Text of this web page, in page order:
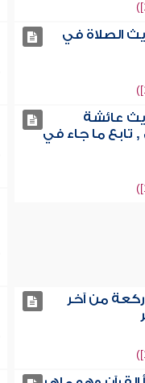
الصلاة في
عائشة
, تابع ما جاء في
من آخر